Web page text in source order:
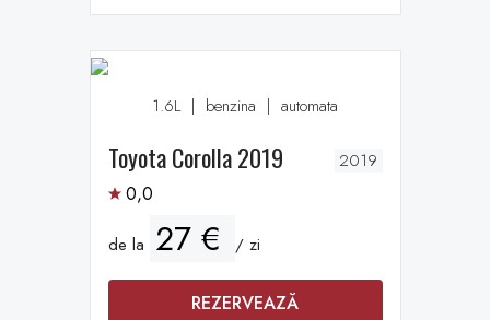
1.6L | benzina | automata
Toyota Corolla 2019 2019
0,0
de la 27 € / zi
REZERVEAZĂ